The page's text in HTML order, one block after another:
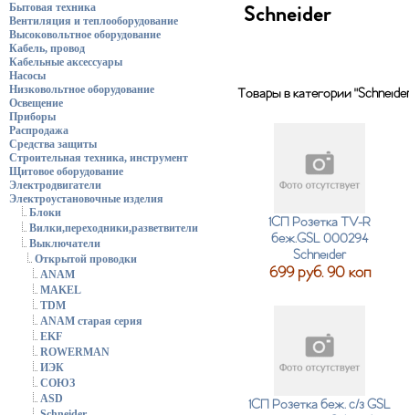
Бытовая техника
Вентиляция и теплооборудование
Высоковольтное оборудование
Кабель, провод
Кабельные аксессуары
Насосы
Низковольтное оборудование
Освещение
Приборы
Распродажа
Средства защиты
Строительная техника, инструмент
Щитовое оборудование
Электродвигатели
Электроустановочные изделия
Блоки
Вилки,переходники,разветвители
Выключатели
Открытой проводки
ANAM
MAKEL
TDM
ANAM старая серия
EKF
ROWERMAN
ИЭК
СОЮЗ
ASD
Schneider
Товары в категории
1СП Розетка TV-R
беж.GSL 000294
Schneider
699 руб. 90 коп
1СП Розетка беж. с/з GSL